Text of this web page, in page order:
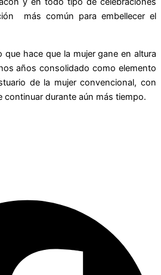
más común para embellecer el
que hace que la mujer gane en altura
años consolidado como elemento
de la mujer convencional, con
continuar durante aún más tiempo.